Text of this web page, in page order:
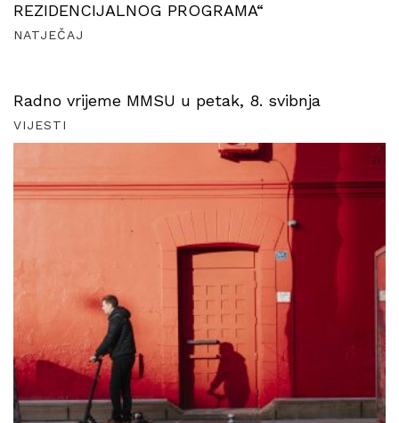
REZIDENCIJALNOG PROGRAMA“
NATJEČAJ
Radno vrijeme MMSU u petak, 8. svibnja
VIJESTI